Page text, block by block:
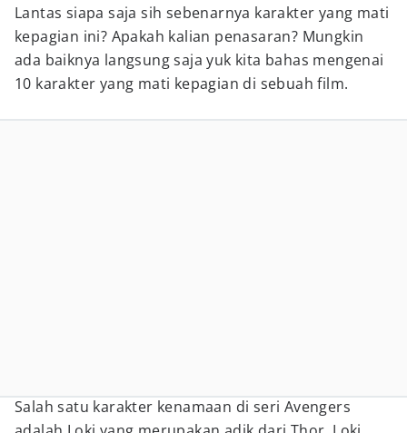
Lantas siapa saja sih sebenarnya karakter yang mati
kepagian ini? Apakah kalian penasaran? Mungkin
ada baiknya langsung saja yuk kita bahas mengenai
10 karakter yang mati kepagian di sebuah film.
Salah satu karakter kenamaan di seri Avengers